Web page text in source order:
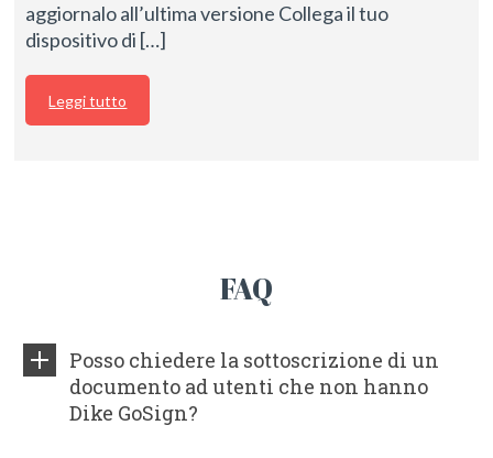
aggiornalo all’ultima versione Collega il tuo
dispositivo di […]
Leggi tutto
FAQ
Posso chiedere la sottoscrizione di un
documento ad utenti che non hanno
Dike GoSign?